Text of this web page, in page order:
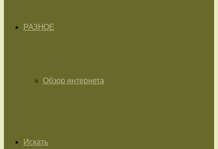
РАЗНОЕ
Обзор интернета
Искать